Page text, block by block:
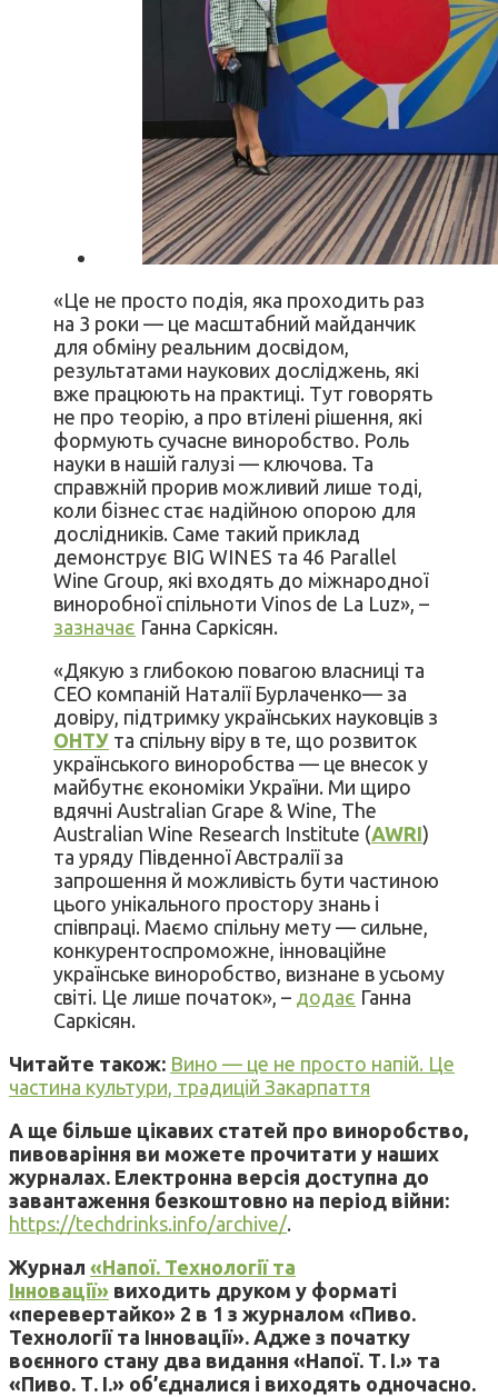
«Це не просто подія, яка проходить раз
на 3 роки — це масштабний майданчик
для обміну реальним досвідом,
результатами наукових досліджень, які
вже працюють на практиці. Тут говорять
не про теорію, а про втілені рішення, які
формують сучасне виноробство. Роль
науки в нашій галузі — ключова. Та
справжній прорив можливий лише тоді,
коли бізнес стає надійною опорою для
дослідників. Саме такий приклад
демонструє BIG WINES та 46 Parallel
Wine Group, які входять до міжнародної
виноробної спільноти Vinos de La Luz», –
зазначає Ганна Саркісян.
«Дякую з глибокою повагою власниці та
СЕО компаній Наталії Бурлаченко— за
довіру, підтримку українських науковців з
ОНТУ та спільну віру в те, що розвиток
українського виноробства — це внесок у
майбутнє економіки України. Ми щиро
вдячні Australian Grape & Wine, The
Australian Wine Research Institute (AWRI)
та уряду Південної Австралії за
запрошення й можливість бути частиною
цього унікального простору знань і
співпраці. Маємо спільну мету — сильне,
конкурентоспроможне, інноваційне
українське виноробство, визнане в усьому
світі. Це лише початок», – додає Ганна
Саркісян.
Читайте також: Вино — це не просто напій. Це
частина культури, традицій Закарпаття
А ще більше цікавих статей про виноробство,
пивоваріння ви можете прочитати у наших
журналах. Електронна версія доступна до
завантаження безкоштовно на період війни:
https://techdrinks.info/archive/.
Журнал «Напої. Технології та
Інновації» виходить друком у форматі
«перевертайко» 2 в 1 з журналом «Пиво.
Технології та Інновації». Адже з початку
воєнного стану два видання «Напої. Т. І.» та
«Пиво. Т. І.» об’єдналися і виходять одночасно.